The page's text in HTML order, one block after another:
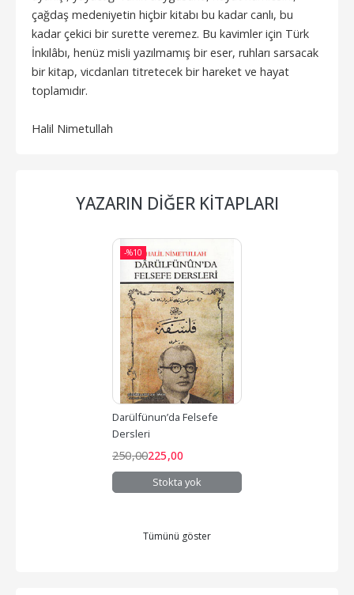
çağdaş medeniyetin hiçbir kitabı bu kadar canlı, bu
kadar çekici bir surette veremez. Bu kavimler için Türk
İnkılâbı, henüz misli yazılmamış bir eser, ruhları sarsacak
bir kitap, vicdanları titretecek bir hareket ve hayat
toplamıdır.
Halil Nimetullah
YAZARIN DIĞER KITAPLARI
-%10
Darülfünun’da Felsefe
Dersleri
250,00225,00
Stokta yok
Tümünü göster